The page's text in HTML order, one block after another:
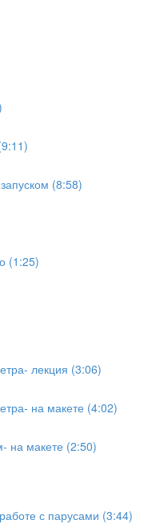
(8:58)
(1:25)
лекция (3:06)
на макете (4:02)
на макете (2:50)
с парусами (3:44)